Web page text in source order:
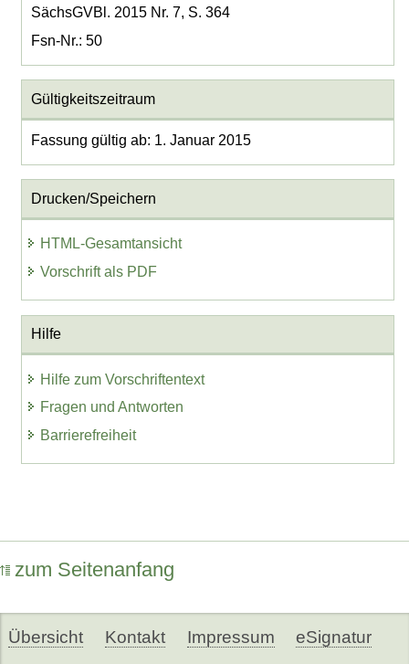
SächsGVBl. 2015 Nr. 7, S. 364
Fsn-Nr.: 50
Gültigkeitszeitraum
Fassung gültig ab: 1. Januar 2015
Drucken/Speichern
HTML-Gesamtansicht
Vorschrift als PDF
Hilfe
Hilfe zum Vorschriftentext
Fragen und Antworten
Barrierefreiheit
zum Seitenanfang
Übersicht Kontakt Impressum eSignatur